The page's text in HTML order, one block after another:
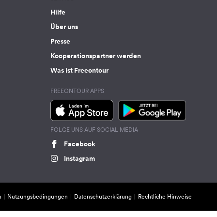
Hilfe
Über uns
Presse
Kooperationspartner werden
Was ist Freeontour
FREEONTOUR APPS
FOLGE UNS AUF SOCIAL MEDIA
Facebook
Instagram
Nutzungsbedingungen Datenschutzerklärung Rechtliche Hinweise